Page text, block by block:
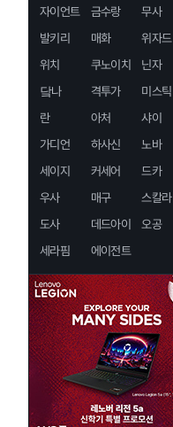
자이언트
금수랑
무사
발키리
매화
위자드
위치
쿠노이치
닌자
닼나
격투가
미스틱
란
아처
샤이
가디언
하사신
노바
세이지
커세어
드카
우사
매구
스칼라
도사
데드아이
오공
세라핌
에이전트